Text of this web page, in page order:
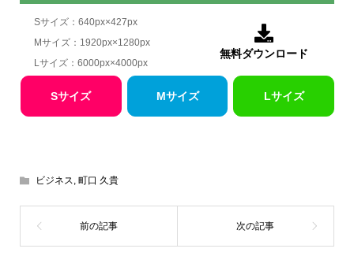
Sサイズ：640px×427px
Mサイズ：1920px×1280px
Lサイズ：6000px×4000px

無料ダウンロード
Sサイズ Mサイズ Lサイズ
ビジネス, 町口 久貴